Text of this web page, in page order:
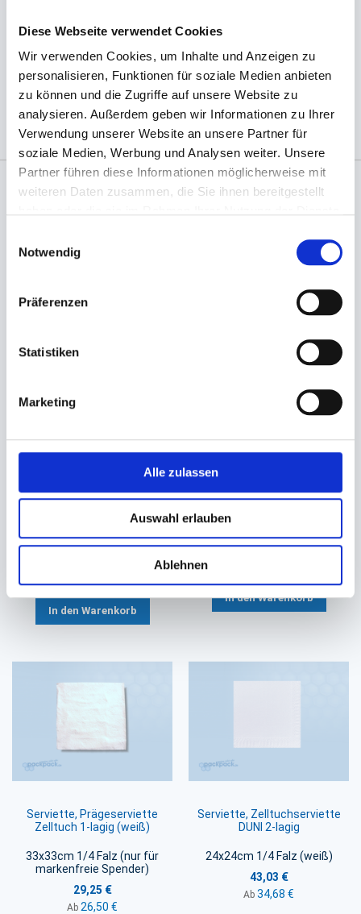
Diese Webseite verwendet Cookies
Wir verwenden Cookies, um Inhalte und Anzeigen zu
personalisieren, Funktionen für soziale Medien anbieten
zu können und die Zugriffe auf unsere Website zu
analysieren. Außerdem geben wir Informationen zu Ihrer
Verwendung unserer Website an unsere Partner für
soziale Medien, Werbung und Analysen weiter. Unsere
Partner führen diese Informationen möglicherweise mit
weiteren Daten zusammen, die Sie ihnen bereitgestellt
Notwendig
Präferenzen
Statistiken
Marketing
Alle zulassen
Auswahl erlauben
Ablehnen
(Abb. ähnlich, ggf. ohne Dekoration; die Farben
können auf dem Bildschirm anders erscheinen als
das Produkt selber)
Bullhamm 24-26, D-26441 Jever, info@packpack.de
Serviette Spenderservietten
Zelltuch 2-lagig natur
16,3x24cm EcoNatural 216 TN
In den Warenkorb
Serviette, Zelltuchserviette
DUNI 3-lagig
33x33cm 1/4 Falz (weiß)
27,40 €
In den Warenkorb
Serviette, Prägeserviette
Zelltuch 1-lagig (weiß)
33x33cm 1/4 Falz (nur für
markenfreie Spender)
29,25 €
Ab 26,50 €
Serviette, Zelltuchserviette
DUNI 2-lagig
24x24cm 1/4 Falz (weiß)
43,03 €
Ab 34,68 €